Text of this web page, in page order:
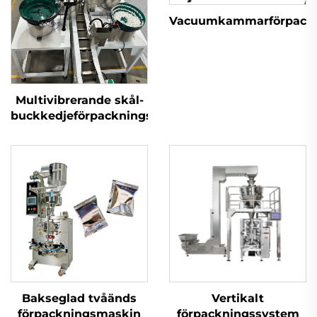
Multivibrerande skål-
buckkedjeförpackningsmaskin
Bakseglad tvåänds
förpackningsmaskin
Vertikalt
förpackningssystem